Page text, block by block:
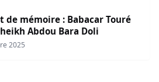
de mémoire : Babacar Touré
Abdou Bara Doli
2025